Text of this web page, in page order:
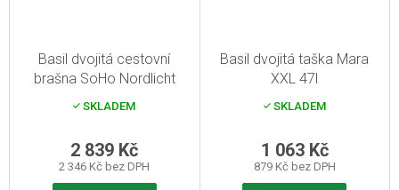
Basil dvojitá cestovní
brašna SoHo Nordlicht
SKLADEM
2 346 Kč bez DPH
2 839 Kč
Basil dvojitá taška Mara
XXL 47l
SKLADEM
879 Kč bez DPH
1 063 Kč